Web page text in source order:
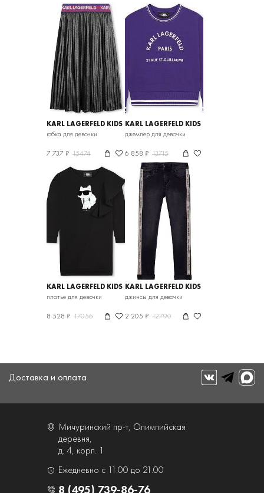
KARL LAGERFELD KIDS
юбка для девочки
7 737 ₽ 15474
KARL LAGERFELD KIDS
джемпер для девочки
6 858 ₽ 13715
KARL LAGERFELD KIDS
платье для девочки
8 528 ₽ 17056
KARL LAGERFELD KIDS
джинсы для девочки
2 205 ₽ 12790
Доставка и оплата
Мичуринский пр-т, Олимпийская
деревня,
д. 4, корп. 1
Ежедневно с 11.00 до 21.00
8 (495) 739-86-76